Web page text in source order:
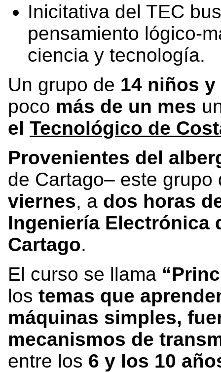
Inicitativa del TEC
pensamiento lógico-
ciencia y tecnología.
Un grupo de 14 niños
poco más de un mes
el Tecnológico de
Provenientes del
de Cartago– este
viernes, a dos horas
Ingeniería Electrónica
Cartago.
El curso se llama
los temas que
máquinas simples,
mecanismos de
entre los 6 y los 10